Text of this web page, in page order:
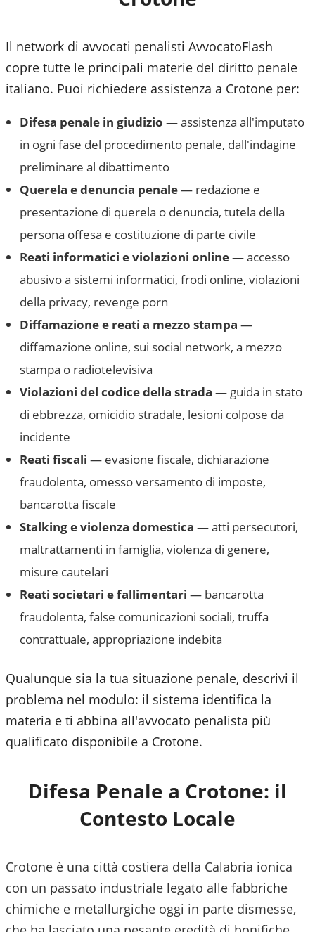
Il network di avvocati penalisti AvvocatoFlash
copre tutte le principali materie del diritto penale
italiano. Puoi richiedere assistenza a Crotone per:
Difesa penale in giudizio — assistenza all'imputato
in ogni fase del procedimento penale, dall'indagine
preliminare al dibattimento
Querela e denuncia penale— redazione e
presentazione di querela o denuncia, tutela della
persona offesa e costituzione di parte civile
Reati informatici e violazioni online— accesso
abusivo a sistemi informatici, frodi online, violazioni
della privacy, revenge porn
Diffamazione e reati a mezzo stampa —
diffamazione online, sui social network, a mezzo
stampa o radiotelevisiva
Violazioni del codice della strada — guida in stato
di ebbrezza, omicidio stradale, lesioni colpose da
incidente
Reati fiscali — evasione fiscale, dichiarazione
fraudolenta, omesso versamento di imposte,
bancarotta fiscale
Stalking e violenza domestica — atti persecutori,
maltrattamenti in famiglia, violenza di genere,
misure cautelari
Reati societari e fallimentari — bancarotta
fraudolenta, false comunicazioni sociali, truffa
contrattuale, appropriazione indebita
Qualunque sia la tua situazione penale, descrivi il
problema nel modulo: il sistema identifica la
materia e ti abbina all'avvocato penalista più
qualificato disponibile a Crotone.
Difesa Penale a Crotone: il
Contesto Locale
Crotone è una città costiera della Calabria ionica
con un passato industriale legato alle fabbriche
chimiche e metallurgiche oggi in parte dismesse,